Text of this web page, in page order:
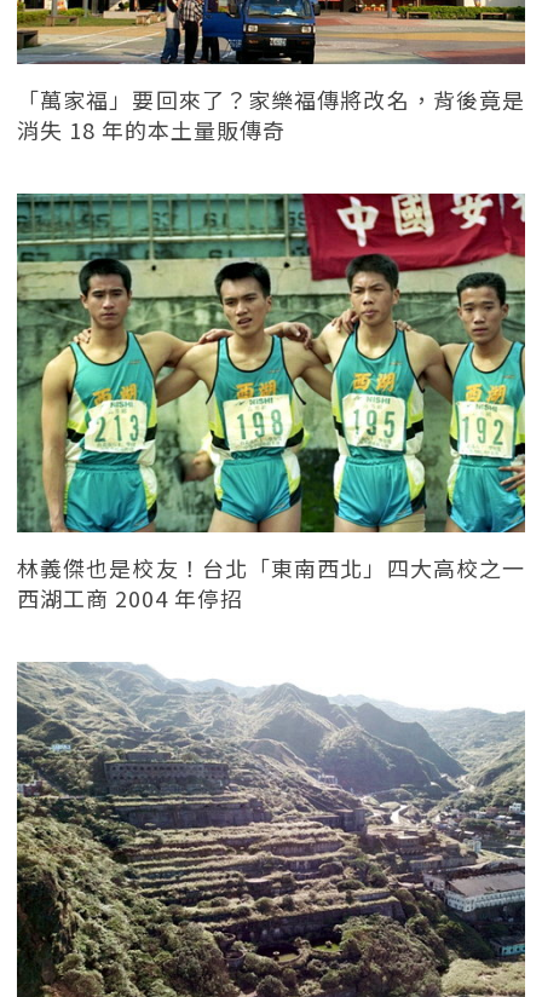
「萬家福」要回來了？家樂福傳將改名，背後竟是
消失 18 年的本土量販傳奇
林義傑也是校友！台北「東南西北」四大高校之一
西湖工商 2004 年停招